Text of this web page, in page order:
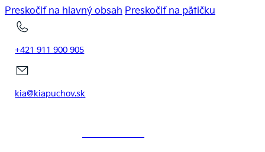
Preskočiť na hlavný obsah Preskočiť na pätičku
+421 911 900 905
kia@kiapuchov.sk